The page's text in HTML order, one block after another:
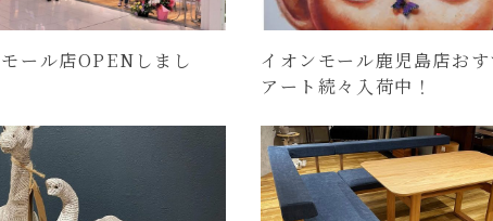
ール店OPENしまし
イオンモール鹿児島店おす
アート続々入荷中！